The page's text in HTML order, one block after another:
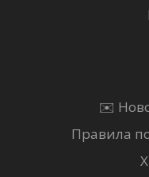
✉️
Правила